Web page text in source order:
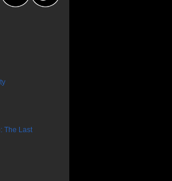
The Last